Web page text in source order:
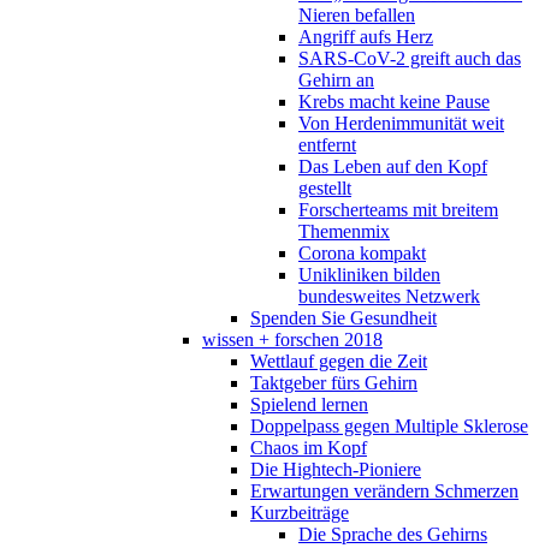
Nieren befallen
Angriff aufs Herz
SARS-CoV-2 greift auch das
Gehirn an
Krebs macht keine Pause
Von Herdenimmunität weit
entfernt
Das Leben auf den Kopf
gestellt
Forscherteams mit breitem
Themenmix
Corona kompakt
Unikliniken bilden
bundesweites Netzwerk
Spenden Sie Gesundheit
wissen + forschen 2018
Wettlauf gegen die Zeit
Taktgeber fürs Gehirn
Spielend lernen
Doppelpass gegen Multiple Sklerose
Chaos im Kopf
Die Hightech-Pioniere
Erwartungen verändern Schmerzen
Kurzbeiträge
Die Sprache des Gehirns